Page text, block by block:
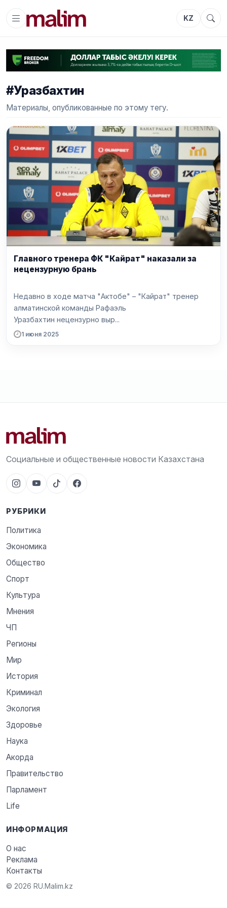
KZ
#Уразбахтин
Материалы, опубликованные по этому тегу.
Главного тренера ФК "Кайрат" наказали за
нецензурную брань
Недавно в ходе матча "Актобе" – "Кайрат" тренер
алматинской команды Рафаэль
Уразбахтин нецензурно выр...
1 июня 2025
Социальные и общественные новости Казахстана
РУБРИКИ
Политика
Экономика
Общество
Спорт
Культура
Мнения
ЧП
Регионы
Мир
История
Криминал
Экология
Здоровье
Наука
Акорда
Правительство
Парламент
Life
ИНФОРМАЦИЯ
О нас
Реклама
Контакты
© 2026 RU.Malim.kz